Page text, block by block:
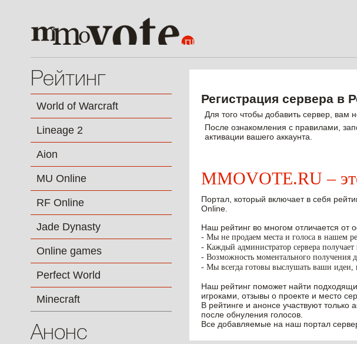
Рейтинг
World of Warcraft
Lineage 2
Aion
MU Online
RF Online
Jade Dynasty
Online games
Perfect World
Minecraft
Анонс
Регистрация сервера в
Для того чтобы добавить сервер, вам
После ознакомления с правилами,
активации вашего аккаунта.
MMOVOTE.RU –
Портал, который включает в себя
Online.
Наш рейтинг во многом отличается от
- Мы не продаем места и голоса в нашем
- Каждый администратор сервера
- Возможность моментального получения
- Мы всегда готовы выслушать ваши идеи,
Наш рейтинг поможет найти
игроками, отзывы о проекте и место
В рейтинге и анонсе участвуют
после обнуления голосов.
Все добавляемые на наш портал